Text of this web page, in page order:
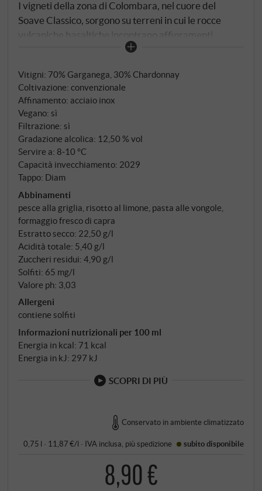
I vigneti della zona di Colombara, nel cuore del
Soave Classico, sorgono su terreni in cui le rocce
vulcaniche basaltiche incontrano affioramenti
calcarei: un dialogo geologico che conferisce al
Sergio Zenato fondò la sua azienda sul Lago di
Garda. Da allora, il Soave Classico e il Lugana sono i
due poli attorno ai quali ruota tutta la produzione di
vini bianchi dell'azienda. Il Colombara è l'espressione
più pura del primo.
Vitigni: 70% Garganega, 30% Chardonnay
Coltivazione: convenzionale
Affinamento: acciaio inox
Vegano: sì
Filtrazione: sì
Gradazione alcolica: 12,50 % vol
Servire a: 8‑10 °C
Capacità invecchiamento: 2029
Tappo: Diam
Abbinamenti
pesce alla griglia, risotto al limone, pasta alle vongole,
formaggio fresco di capra
Estratto secco: 22,50 g/l
Acidità totale: 5,40 g/l
Zuccheri residui: 4,90 g/l
Solfiti: 65 mg/l
Valore ph: 3,03
Allergeni
contiene solfiti
Informazioni nutrizionali per 100 ml
Energia in kcal: 71 kcal
Energia in kJ: 297 kJ
SCOPRI DI PIÙ
Conservato in ambiente climatizzato
0,75 l · 11,87 €/l · IVA inclusa , piùspedizione subito disponibile
8,90 €